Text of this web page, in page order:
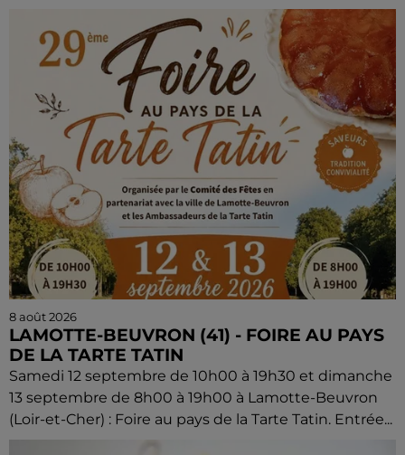
8 août 2026
LAMOTTE-BEUVRON (41) - FOIRE AU PAYS
DE LA TARTE TATIN
Samedi 12 septembre de 10h00 à 19h30 et dimanche
13 septembre de 8h00 à 19h00 à Lamotte-Beuvron
(Loir-et-Cher) : Foire au pays de la Tarte Tatin. Entrée...